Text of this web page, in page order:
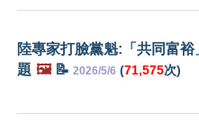
陸專家打臉黨魁:「共同富裕
題 🖼️📝 2026/5/6 (71,575次)